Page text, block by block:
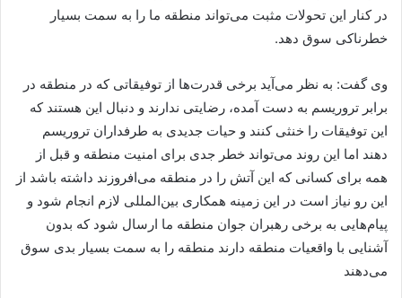
در کنار این تحولات مثبت می‌تواند منطقه ما را به سمت بسیار
خطرناکی سوق دهد.
وی گفت: به نظر می‌آید برخی قدرت‌ها از توفیقاتی که در منطقه در
برابر تروریسم به دست آمده، رضایتی ندارند و دنبال این هستند که
این توفیقات را خنثی کنند و حیات جدیدی به طرفداران تروریسم
دهند اما این روند می‌تواند خطر جدی برای امنیت منطقه و قبل از
همه برای کسانی که این آتش را در منطقه می‌افروزند داشته باشد از
این رو نیاز است در این زمینه همکاری بین‌المللی لازم انجام شود و
پیام‌هایی به برخی رهبران جوان منطقه ما ارسال شود که بدون
آشنایی با واقعیات منطقه دارند منطقه را به سمت بسیار بدی سوق
می‌دهند